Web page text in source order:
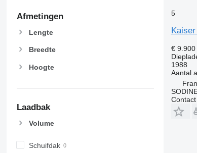
Afmetingen
Lengte
Breedte
Hoogte
Laadbak
Volume
Schuifdak
5
€ 9.900
1988
Aantal